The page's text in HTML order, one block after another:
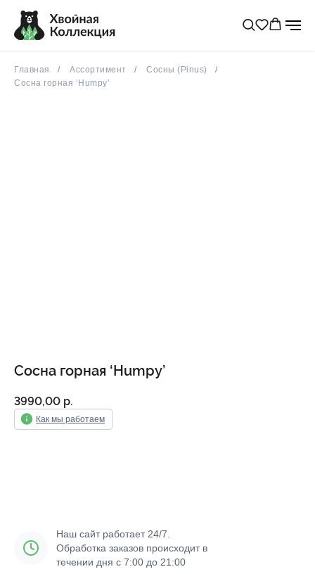
Главная Ассортимент
Сосны (Pinus)
Сосна горная ‘Humpy’
Сосна горная ‘Humpy’
3990,00 р.
Как мы работаем
Наш сайт работает 24/7.
Обработка заказов происходит в
течении дня с 7:00 до 21:00